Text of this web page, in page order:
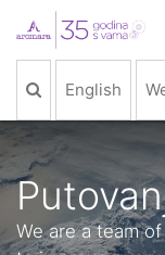
English
We are a team